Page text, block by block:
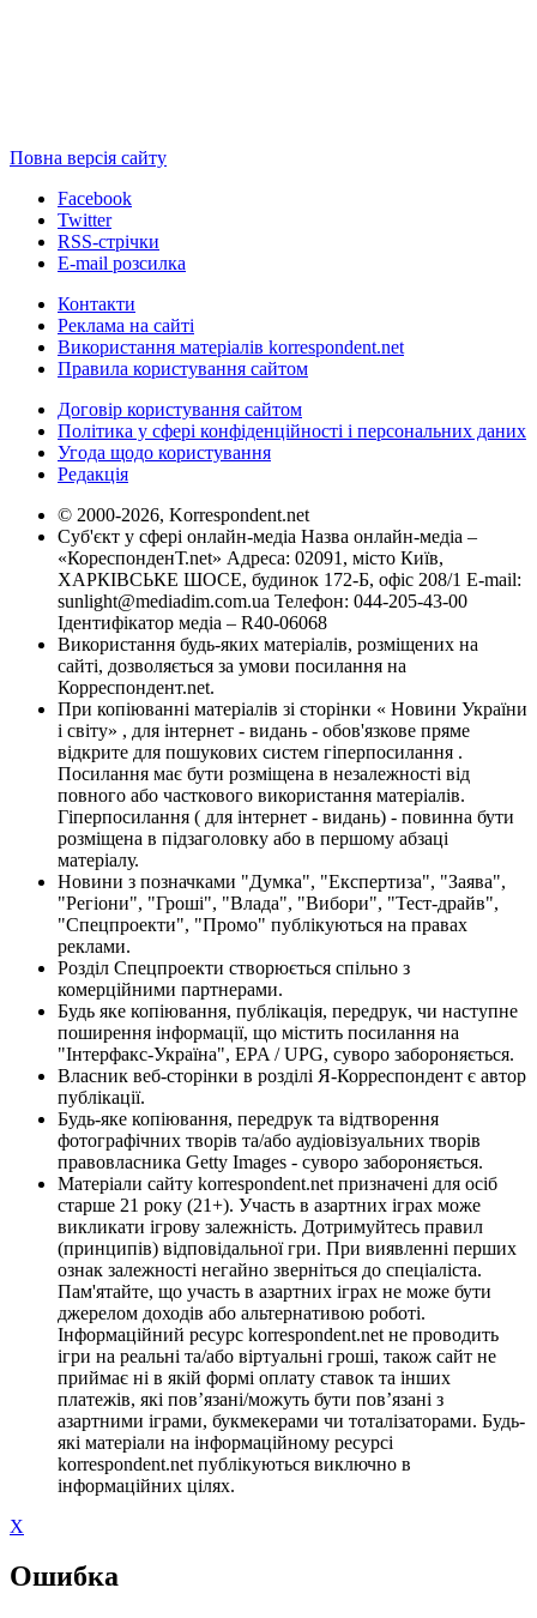
Повна версія сайту
Facebook
Twitter
RSS-стрічки
E-mail розсилка
Контакти
Реклама на сайті
Використання матеріалів korrespondent.net
Правила користування сайтом
Договір користування сайтом
Політика у сфері конфіденційності і персональних даних
Угода щодо користування
Редакція
© 2000-2026, Korrespondent.net
Суб'єкт у сфері онлайн-медіа Назва онлайн-медіа –
«КореспонденТ.net» Адреса: 02091, місто Київ,
ХАРКІВСЬКЕ ШОСЕ, будинок 172-Б, офіс 208/1 E-mail:
sunlight@mediadim.com.ua Телефон: 044-205-43-00
Ідентифікатор медіа – R40-06068
Використання будь-яких матеріалів, розміщених на
сайті, дозволяється за умови посилання на
Корреспондент.net.
При копіюванні матеріалів зі сторінки « Новини України
і світу» , для інтернет - видань - обов'язкове пряме
відкрите для пошукових систем гіперпосилання .
Посилання має бути розміщена в незалежності від
повного або часткового використання матеріалів.
Гіперпосилання ( для інтернет - видань) - повинна бути
розміщена в підзаголовку або в першому абзаці
матеріалу.
Новини з позначками "Думка", "Експертиза", "Заява",
"Регіони", "Гроші", "Влада", "Вибори", "Тест-драйв",
"Спецпроекти", "Промо" публікуються на правах
реклами.
Розділ Спецпроекти створюється спільно з
комерційними партнерами.
Будь яке копіювання, публікація, передрук, чи наступне
поширення інформації, що містить посилання на
"Інтерфакс-Україна", EPA / UPG, суворо забороняється.
Власник веб-сторінки в розділі Я-Корреспондент є автор
публікації.
Будь-яке копіювання, передрук та відтворення
фотографічних творів та/або аудіовізуальних творів
правовласника Getty Images - суворо забороняється.
Матеріали сайту korrespondent.net призначені для осіб
старше 21 року (21+). Участь в азартних іграх може
викликати ігрову залежність. Дотримуйтесь правил
(принципів) відповідальної гри. При виявленні перших
ознак залежності негайно зверніться до спеціаліста.
Пам'ятайте, що участь в азартних іграх не може бути
джерелом доходів або альтернативою роботі.
Інформаційний ресурс korrespondent.net не проводить
ігри на реальні та/або віртуальні гроші, також сайт не
приймає ні в якій формі оплату ставок та інших
платежів, які пов’язані/можуть бути пов’язані з
азартними іграми, букмекерами чи тоталізаторами. Будь-
які матеріали на інформаційному ресурсі
korrespondent.net публікуються виключно в
інформаційних цілях.
X
Ошибка